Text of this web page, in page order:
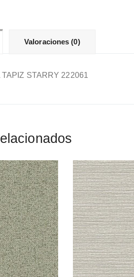
Valoraciones (0)
TAPIZ STARRY 222061